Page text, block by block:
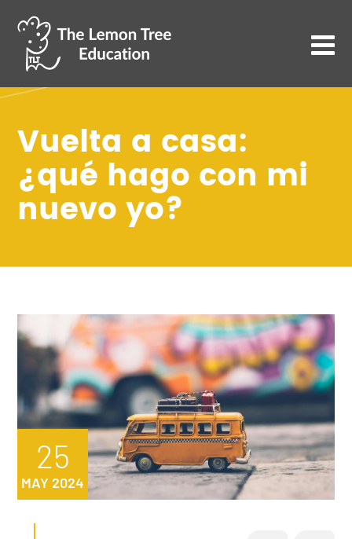
Vuelta a casa:
¿qué hago con mi
nuevo yo?
25
MAY 2024